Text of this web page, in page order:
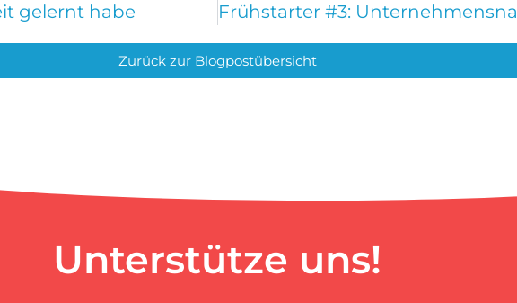
gelernt habe
Zurück zur Blogpostübersicht
Unterstütze uns!